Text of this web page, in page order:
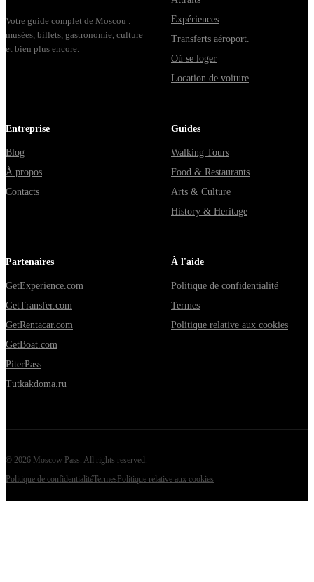
Votre guide complet de Moscou :
musées, billets, gastronomie, culture
et bien plus encore.
Expériences
Transferts aéroport.
Où se loger
Location de voiture
Entreprise
Blog
À propos
Contacts
Guides
Walking Tours
Food & Restaurants
Arts & Culture
History & Heritage
Partenaires
GetExperience.com
GetTransfer.com
GetRentacar.com
GetBoat.com
PiterPass
Tutkakdoma.ru
À l'aide
Politique de confidentialité
Termes
Politique relative aux cookies
© 2026 Moscow Pass . All rights reserved.
Politique de confidentialitéTermesPolitique relative aux cookies